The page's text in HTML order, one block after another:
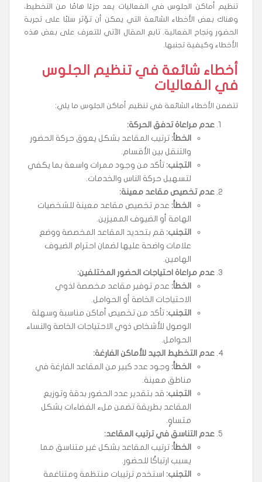
تنظيم أماكن الجلوس في الفعاليات يعد جزءًا هامًا من التخطيط،
وهناك بعض الأخطاء الشائعة التي يمكن أن تؤثر سلبًا على تجربة
الحضور ونجاح الفعالية. تابع المقال الآتي للتعرف على بعض هذه
الأخطاء وكيفية تجنبها.
أخطاء شائعة في تنظيم الجلوس
في الفعاليات
تتضمن الأخطاء الشائعة في تنظيم أماكن الجلوس ما يلي:
عدم مراعاة تدفق الحركة:
الخطأ: ترتيب المقاعد بشكل يعوق حركة الحضور
والتنقل بين الأقسام.
التجنب: تأكد من وجود ممرات واسعة بما يكفي
لتسهيل حركة الناس والخدمات.
عدم تخصيص مقاعد معينة:
الخطأ: عدم تخصيص مقاعد معينة للشخصيات
الهامة أو الضيوف المميزين.
التجنب: قم بتحديد المقاعد المخصصة ووضع
علامات واضحة عليها لضمان احترام الضيوف
الهامين.
عدم مراعاة احتياجات الحضور المختلفين:
الخطأ: عدم توفير مقاعد مخصصة لذوي
الاحتياجات الخاصة أو الحوامل.
التجنب: تأكد من تخصيص أماكن مناسبة وسهلة
الوصول للأشخاص ذوي الاحتياجات الخاصة والنساء
الحوامل.
عدم التخطيط الجيد للأماكن الفارغة:
الخطأ: وجود عدد كبير من المقاعد الفارغة في
مناطق معينة.
التجنب: قد بتقدير عدد الحضور بدقة وتوزيع
المقاعد بطريقة تضمن ملء الفضاءات بشكل
متساوٍ.
عدم التناسق في ترتيب المقاعد:
الخطأ: ترتيب المقاعد بشكل غير متناسق مما
يسبب ارتباكًا للحضور.
التجنب: استخدم ترتيبات منتظمة ومتناغمة